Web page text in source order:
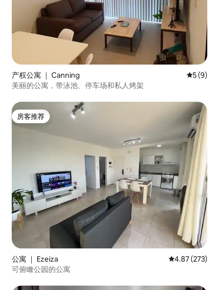
产权公寓 ｜ Canning 平均评分
5 (9)
美丽的公寓，带泳池、停车场和私人烤架
房客推荐
房客推荐
公寓 ｜ Ezeiza 平均评分 4.87
4.87 (273)
可俯瞰公园的公寓